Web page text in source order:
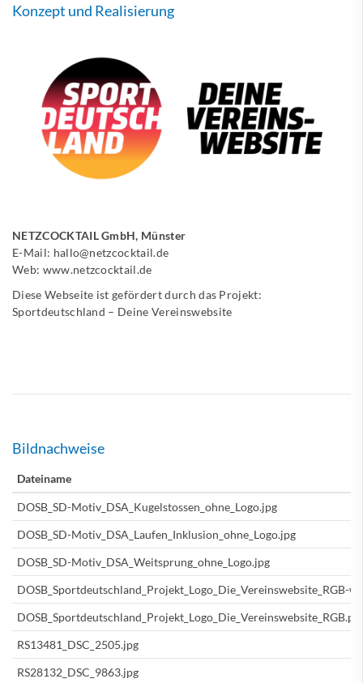
Konzept und Realisierung
NETZCOCKTAIL GmbH, Münster
E-Mail: hallo@netzcocktail.de
Web: www.netzcocktail.de
Diese Webseite ist gefördert durch das Projekt:
Sportdeutschland – Deine Vereinswebsite
Bildnachweise
Dateiname
DOSB_SD-Motiv_DSA_Kugelstossen_ohne_Logo.jpg
DOSB_SD-Motiv_DSA_Laufen_Inklusion_ohne_Logo.jpg
DOSB_SD-Motiv_DSA_Weitsprung_ohne_Logo.jpg
DOSB_Sportdeutschland_Projekt_Logo_Die_Vereinswebsite_RGB-
RS13481_DSC_2505.jpg
RS28132_DSC_9863.jpg